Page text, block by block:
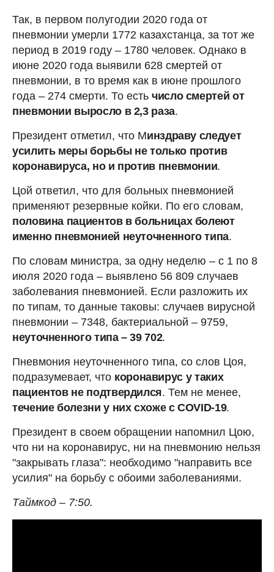
Так, в первом полугодии 2020 года от
пневмонии умерли 1772 казахстанца, за тот же
период в 2019 году – 1780 человек. Однако в
июне 2020 года выявили 628 смертей от
пневмонии, в то время как в июне прошлого
года – 274 смерти. То есть число смертей от
пневмонии выросло в 2,3 раза.
Президент отметил, что Минздраву следует
усилить меры борьбы не только против
коронавируса, но и против пневмонии.
Цой ответил, что для больных пневмонией
применяют резервные койки. По его словам,
половина пациентов в больницах болеют
именно пневмонией неуточненного типа.
По словам министра, за одну неделю – с 1 по 8
июля 2020 года – выявлено 56 809 случаев
заболевания пневмонией. Если разложить их
по типам, то данные таковы: случаев вирусной
пневмонии – 7348, бактериальной – 9759,
неуточненного типа – 39 702.
Пневмония неуточненного типа, со слов Цоя,
подразумевает, что коронавирус у таких
пациентов не подтвердился. Тем не менее,
течение болезни у них схоже с COVID-19.
Президент в своем обращении напомнил Цою,
что ни на коронавирус, ни на пневмонию нельзя
"закрывать глаза": необходимо "направить все
усилия" на борьбу с обоими заболеваниями.
Таймкод – 7:50.